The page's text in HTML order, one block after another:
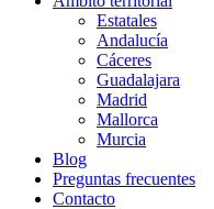
Estatales
Andalucía
Cáceres
Guadalajara
Madrid
Mallorca
Murcia
Blog
Preguntas frecuentes
Contacto